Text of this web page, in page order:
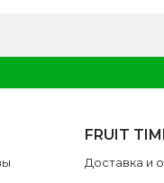
FRUIT
Доставка и